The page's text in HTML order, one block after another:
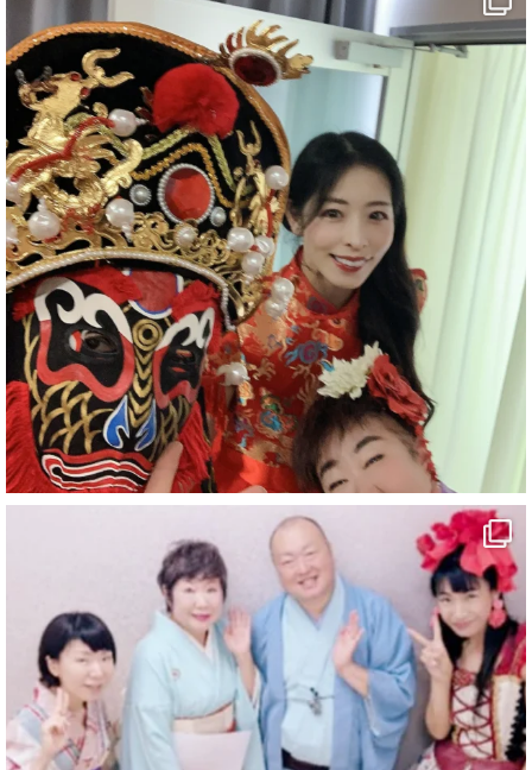
マジシャン派遣 パッションプリンセス【公式】
@comedy_illusion · 4 8月
お疲れ様です
ブログ更新しました
「マジシャン和歌山旅 白浜町・三段壁洞窟」
#企業公式がお疲れ様を言い合う
#旅行好きな人と繋がりたい
#一人旅
#女性マジシャン
#出張マジック
#マジシャン派遣
#イリュージョン
#和歌山県
#白浜町
#変面ショー
#イベント
#余興
2 X
マジシャン派遣 パッションプリンセス【公式】